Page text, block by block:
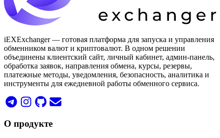
iEXExchanger — готовая платформа для запуска и управления
обменником валют и криптовалют. В одном решении
объединены клиентский сайт, личный кабинет, админ-панель,
обработка заявок, направления обмена, курсы, резервы,
платежные методы, уведомления, безопасность, аналитика и
инструменты для ежедневной работы обменного сервиса.
О продукте